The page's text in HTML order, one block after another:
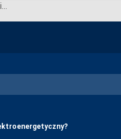
Komunikat o nierynkowym redysponowaniu jednostek wytwórczych PV w KSE w dn. 07.04.2024 (aktualizacja)